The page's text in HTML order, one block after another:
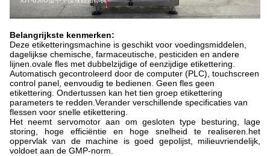
Belangrijkste kenmerken:
Deze etiketteringsmachine is geschikt voor voedingsmiddelen,
dagelijkse chemische, farmaceutische, pesticiden en andere
lijnen.ovale fles met dubbelzijdige of eenzijdige etikettering.
Automatisch gecontroleerd door de computer (PLC), touchscreen
control panel, eenvoudig te bedienen. Geen fles geen
etikettering. Ondertussen kan het tien groep etikettering
parameters te redden.Verander verschillende specificaties van
flessen voor snelle etikettering.
Het neemt servomotor aan om gesloten type besturing, lage
storing, hoge efficiëntie en hoge snelheid te realiseren.het
oppervlak van de machine is goed gepolijst, milieuvriendelijk,
voldoet aan de GMP-norm.